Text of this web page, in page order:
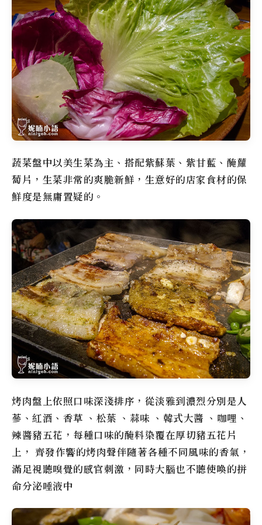
蔬菜盤中以美生菜為主、搭配紫蘇葉、紫甘藍、醃蘿
蔔片，生菜非常的爽脆新鮮，生意好的店家食材的保
鮮度是無庸置疑的。
烤肉盤上依照口味深淺排序，從淡雅到濃烈分別是人
蔘、紅酒、香草 、松葉 、蒜味 、韓式大醬 、咖哩、
辣醬豬五花，每種口味的醃料染覆在厚切豬五花片
上， 齊發作響的烤肉聲伴隨著各種不同風味的香氣，
滿足視聽嗅覺的感官刺激，同時大腦也不聽使喚的拼
命分泌唾液中